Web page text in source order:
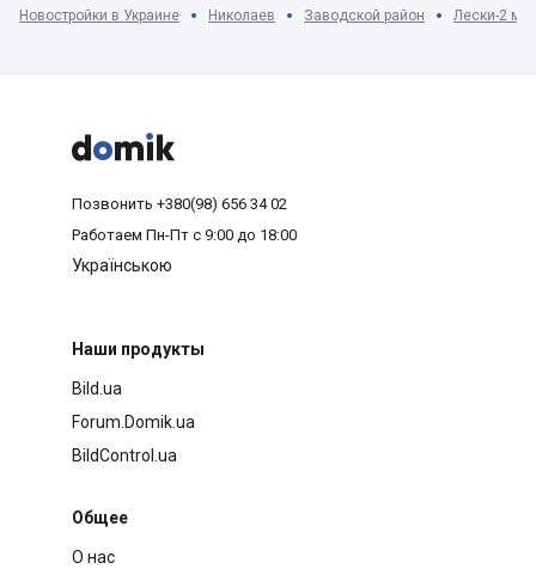
Новостройки в Украине Николаев Заводской район Лески-2



Позвонить +380(98) 656 34 02
Работаем Пн-Пт с 9:00 до 18:00
Українською
Наши продукты
Bild.ua
Forum.Domik.ua
BildControl.ua
Общее
О нас